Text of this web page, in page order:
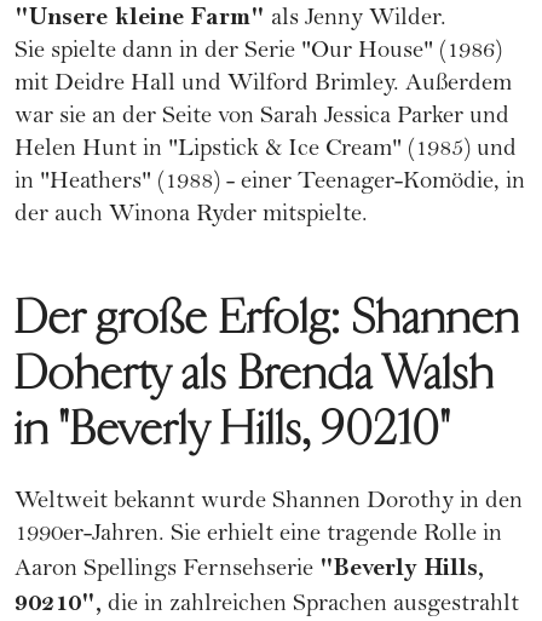
"Unsere kleine Farm" als Jenny Wilder.
Sie spielte dann in der Serie "Our House" (1986)
mit Deidre Hall und Wilford Brimley. Außerdem
war sie an der Seite von Sarah Jessica Parker und
Helen Hunt in "Lipstick & Ice Cream" (1985) und
in "Heathers" (1988) - einer Teenager-Komödie, in
der auch Winona Ryder mitspielte.
Der große Erfolg: Shannen
Doherty als Brenda Walsh
in "Beverly Hills, 90210"
Weltweit bekannt wurde Shannen Dorothy in den
1990er-Jahren. Sie erhielt eine tragende Rolle in
Aaron Spellings Fernsehserie "Beverly Hills,
90210", die in zahlreichen Sprachen ausgestrahlt